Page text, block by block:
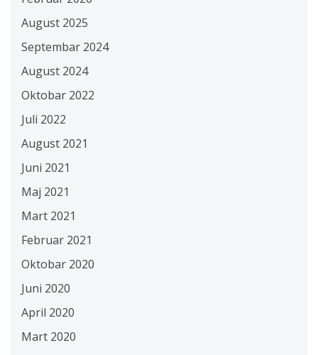
August 2025
Septembar 2024
August 2024
Oktobar 2022
Juli 2022
August 2021
Juni 2021
Maj 2021
Mart 2021
Februar 2021
Oktobar 2020
Juni 2020
April 2020
Mart 2020